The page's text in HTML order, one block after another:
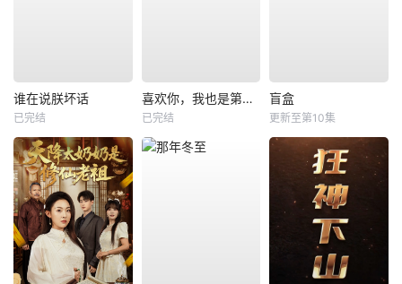
谁在说朕坏话
已完结
喜欢你，我也是第一部
已完结
盲盒
更新至第10集